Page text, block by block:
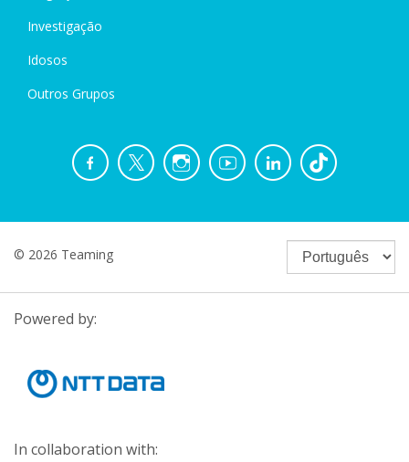
Investigação
Idosos
Outros Grupos
© 2026 Teaming
Powered by:
In collaboration with: